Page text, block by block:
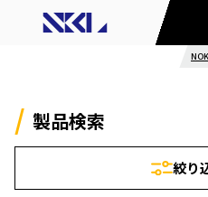
製品検索
絞り